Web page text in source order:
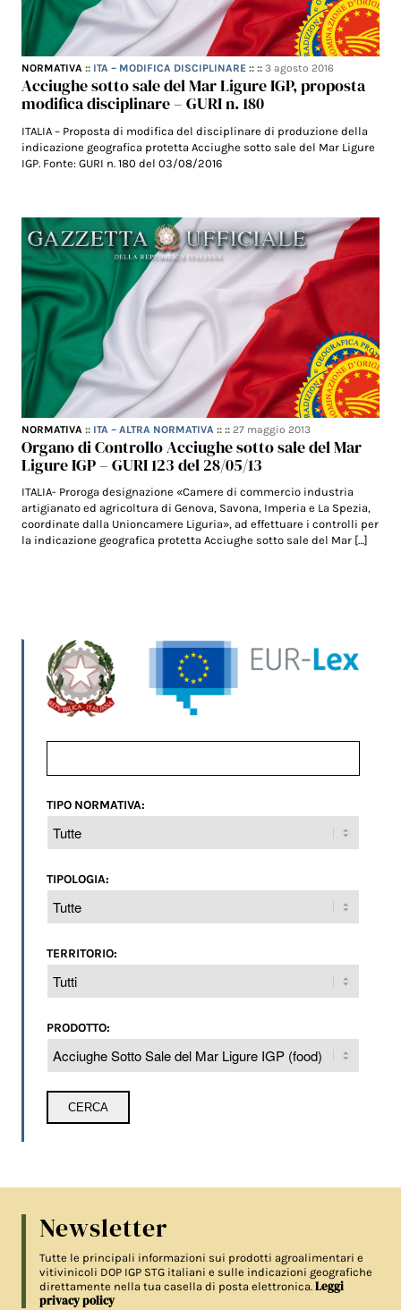
NORMATIVA :: ITA – MODIFICA DISCIPLINARE :: ::3 agosto 2016
Acciughe sotto sale del Mar Ligure IGP, proposta
modifica disciplinare – GURI n. 180
ITALIA – Proposta di modifica del disciplinare di produzione della
indicazione geografica protetta Acciughe sotto sale del Mar Ligure
IGP. Fonte: GURI n. 180 del 03/08/2016
NORMATIVA :: ITA – ALTRA NORMATIVA :: ::27 maggio 2013
Organo di Controllo Acciughe sotto sale del Mar
Ligure IGP – GURI 123 del 28/05/13
ITALIA- Proroga designazione «Camere di commercio industria
artigianato ed agricoltura di Genova, Savona, Imperia e La Spezia,
coordinate dalla Unioncamere Liguria», ad effettuare i controlli per
la indicazione geografica protetta Acciughe sotto sale del Mar […]
TIPO NORMATIVA:
TIPOLOGIA:
TERRITORIO:
PRODOTTO:
Newsletter
Tutte le principali informazioni sui prodotti agroalimentari e
vitivinicoli DOP IGP STG italiani e sulle indicazioni geografiche
direttamente nella tua casella di posta elettronica.Leggi
privacy policy